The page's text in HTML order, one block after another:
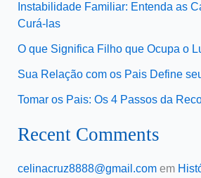
Instabilidade Familiar: Entenda as
Curá-las
O que Significa Filho que Ocupa o
Sua Relação com os Pais Define
Tomar os Pais: Os 4 Passos da
Recent Comments
celinacruz8888@gmail.comem